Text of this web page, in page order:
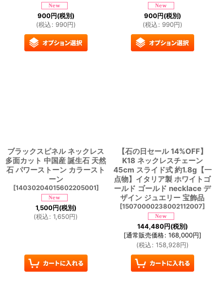
900円(税別)
(税込: 990円)
900円(税別)
(税込: 990円)
ブラックスピネル ネックレス
多面カット 中国産 誕生石 天然
石 パワーストーン カラースト
ーン
[14030204015602205001]
1,500円(税別)
(税込: 1,650円)
【石の日セール 14%OFF】
K18 ネックレスチェーン
45cm スライド式 約1.8g【一
点物】イタリア製 ホワイトゴ
ールド ゴールド necklace デ
ザイン ジュエリー 宝飾品
[15070000238002112007]
144,480円(税別)
[通常販売価格: 168,000円]
(税込: 158,928円)